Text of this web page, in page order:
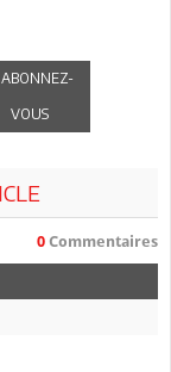
VOUS
0 Commentaires